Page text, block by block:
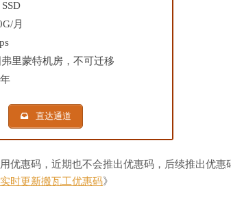
月
里蒙特机房，不可迁移
直达通道
优惠码，近期也不会推出优惠码，后续推出优惠
时更新搬瓦工优惠码》